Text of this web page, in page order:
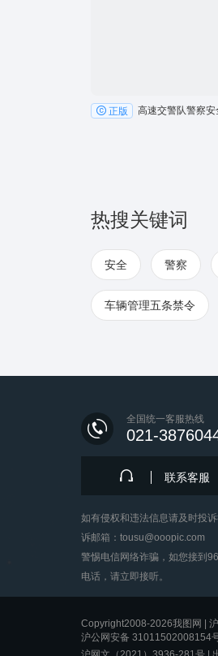
正版
热搜关键词
安全 警察
车辆管理五条禁令
全国统一客服热线
021-
联系客服
如有侵权和违法信息请及时投
诉邮箱：tousu@ooopic.com
警惕电信网络诈骗，如您接到
电话，请立即接听。
Copyright2008-2026我图网 |
沪公网安备 31011502008154